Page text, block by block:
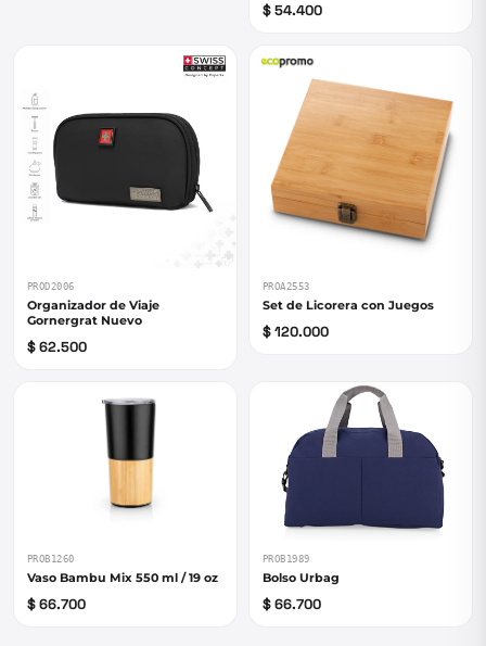
$ 54.400
PROD2006
Organizador de Viaje
Gornergrat Nuevo
$ 62.500
PROA2553
Set de Licorera con Juegos
$ 120.000
PROB1260
Vaso Bambu Mix 550 ml / 19 oz
$ 66.700
PROB1989
Bolso Urbag
$ 66.700